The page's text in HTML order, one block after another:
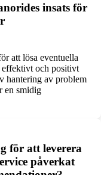
insats för
att lösa eventuella
effektivt och positivt
hantering av problem
en smidig
för att leverera
påverkat